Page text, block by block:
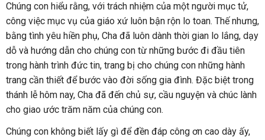
Chúng con hiểu rằng, với trách nhiệm của một người mục tử,
công việc mục vụ của giáo xứ luôn bận rộn lo toan. Thế nhưng,
bằng tình yêu hiền phụ, Cha đã luôn dành thời gian lo lắng, dạy
dỗ và hướng dẫn cho chúng con từ những bước đi đầu tiên
trong hành trình đức tin, trang bị cho chúng con những hành
trang cần thiết để bước vào đời sống gia đình. Đặc biệt trong
thánh lễ hôm nay, Cha đã đến chủ sự, cầu nguyện và chúc lành
cho giao ước trăm năm của chúng con.
Chúng con không biết lấy gì để đền đáp công ơn cao dày ấy,